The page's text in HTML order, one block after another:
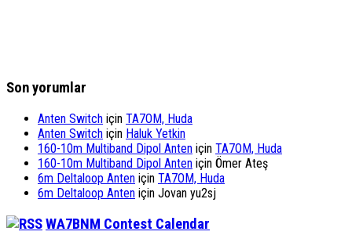
Son yorumlar
Anten Switch için TA7OM, Huda
Anten Switch için Haluk Yetkin
160-10m Multiband Dipol Anten için TA7OM, Huda
160-10m Multiband Dipol Anten için Ömer Ateş
6m Deltaloop Anten için TA7OM, Huda
6m Deltaloop Anten için Jovan yu2sj
WA7BNM Contest Calendar